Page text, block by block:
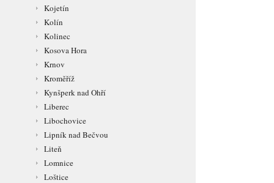
Kojetín
Kolín
Kolinec
Kosova Hora
Krnov
Kroměříž
Kynšperk nad Ohří
Liberec
Libochovice
Lipník nad Bečvou
Liteň
Lomnice
Loštice